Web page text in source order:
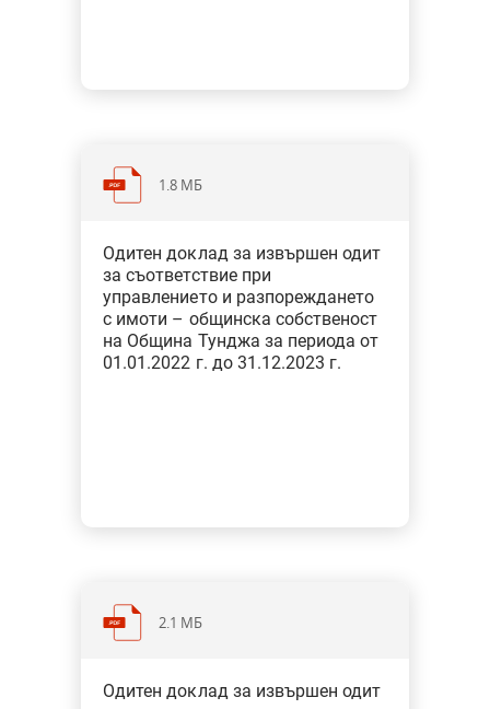
1.8 МБ
Тип: Одит за съответствие при
финансовото управление
Одитен доклад за извършен одит
за съответствие при
управлението и разпореждането
с имоти – общинска собственост
на Община Тунджа за периода от
01.01.2022 г. до 31.12.2023 г.
2.1 МБ
Тип: Одит за съответствие при
Одитен доклад за извършен одит